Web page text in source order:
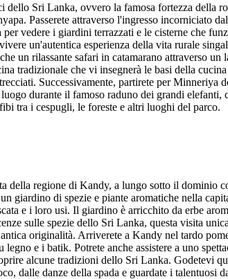
dello Sri Lanka, ovvero la famosa fortezza
Passerete attraverso l'ingresso
vedere i giardini terrazzati e le cisterne che
un'autentica esperienza della vita rurale
un rilassante safari in catamarano attraverso
tradizionale che vi insegnerà le basi della
Successivamente, partirete per
durante il famoso raduno dei grandi
tra i cespugli, le foreste e altri luoghi del parco.
della regione di Kandy, a lungo sotto il
giardino di spezie e piante aromatiche nella
e i loro usi. Il giardino è arricchito da erbe
sulle spezie dello Sri Lanka, questa visita
originalità. Arriverete a Kandy nel tardo
e i batik. Potrete anche assistere a uno
alcune tradizioni dello Sri Lanka. Godetevi
dalle danze della spada e guardate i